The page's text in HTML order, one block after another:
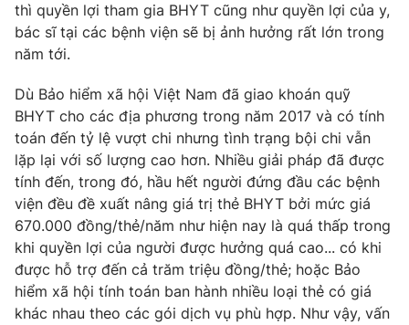
Emagazine Podcast
Video Shorts video
VTV Money VTV Thể thao
VTV Sức khoẻ Bất động sản
Thị trường 24h Tấm lòng Việt
thì quyền lợi tham gia BHYT cũng như quyền lợi của y,
bác sĩ tại các bệnh viện sẽ bị ảnh hưởng rất lớn trong
năm tới.
Dù Bảo hiểm xã hội Việt Nam đã giao khoán quỹ
BHYT cho các địa phương trong năm 2017 và có tính
toán đến tỷ lệ vượt chi nhưng tình trạng bội chi vẫn
lặp lại với số lượng cao hơn. Nhiều giải pháp đã được
tính đến, trong đó, hầu hết người đứng đầu các bệnh
viện đều đề xuất nâng giá trị thẻ BHYT bởi mức giá
670.000 đồng/thẻ/năm như hiện nay là quá thấp trong
khi quyền lợi của người được hưởng quá cao... có khi
được hỗ trợ đến cả trăm triệu đồng/thẻ; hoặc Bảo
hiểm xã hội tính toán ban hành nhiều loại thẻ có giá
khác nhau theo các gói dịch vụ phù hợp. Như vậy, vấn